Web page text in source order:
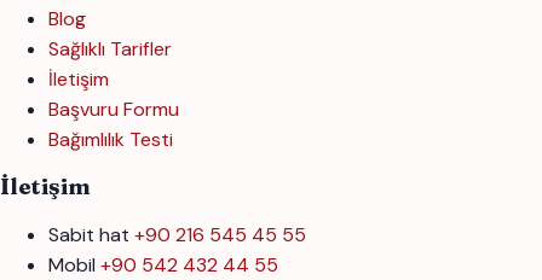
Blog
Sağlıklı Tarifler
İletişim
Başvuru Formu
Bağımlılık Testi
İletişim
Sabit hat +90 216 545 45 55
Mobil +90 542 432 44 55